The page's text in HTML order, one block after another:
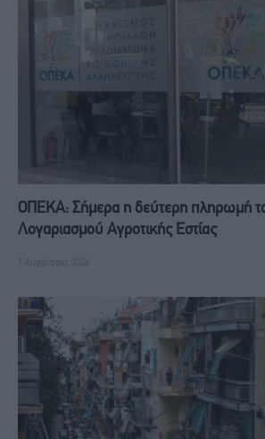
ΟΠΕΚΑ: Σήμερα η δεύτερη πληρωμή
Λογαριασμού Αγροτικής Εστίας
7 Αυγούστου, 2026